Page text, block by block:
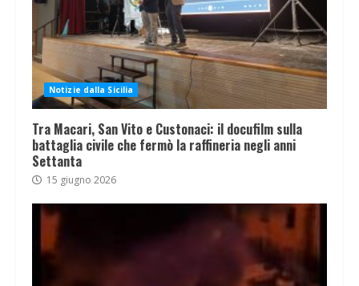
Notizie dalla Sicilia
Tra Macari, San Vito e Custonaci: il docufilm sulla
battaglia civile che fermò la raffineria negli anni
Settanta
15 giugno 2026